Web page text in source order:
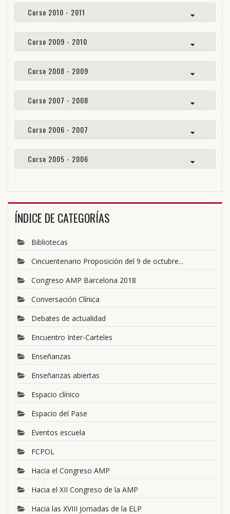
Curso 2010 - 2011
Curso 2009 - 2010
Curso 2008 - 2009
Curso 2007 - 2008
Curso 2006 - 2007
Curso 2005 - 2006
ÍNDICE DE CATEGORÍAS
Bibliotecas
Cincuentenario Proposición del 9 de octubre...
Congreso AMP Barcelona 2018
Conversación Clínica
Debates de actualidad
Encuentro Inter-Carteles
Enseñanzas
Enseñanzas abiertas
Espacio clínico
Espacio del Pase
Eventos escuela
FCPOL
Hacia el Congreso AMP
Hacia el XII Congreso de la AMP
Hacia las XVIII Jornadas de la ELP